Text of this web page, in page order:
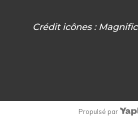
Crédit icônes : Magnific
Propulsé par